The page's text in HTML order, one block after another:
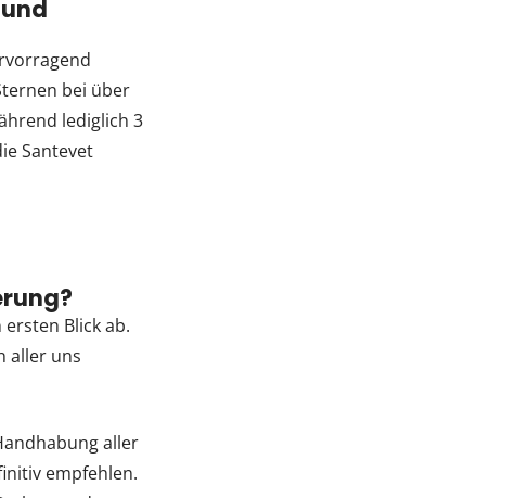
bei über
lediglich 3
Santevet
Blick ab.
aller uns
aller
empfehlen.